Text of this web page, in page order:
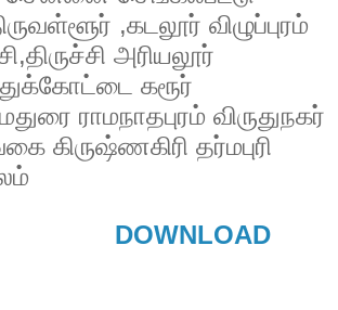
,கடலூர் விழுப்புரம்
அரியலூர்
கரூர்
ராமநாதபுரம் விருதுநகர்
கிருஷ்ணகிரி தர்மபுரி
DOWNLOAD